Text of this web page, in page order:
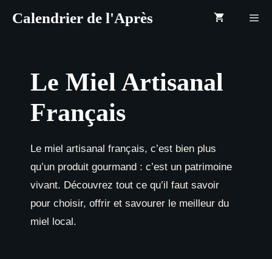
Calendrier de l'Après
Le Miel Artisanal
Français
Le miel artisanal français, c’est bien plus
qu’un produit gourmand : c’est un patrimoine
vivant. Découvrez tout ce qu’il faut savoir
pour choisir, offrir et savourer le meilleur du
miel local.